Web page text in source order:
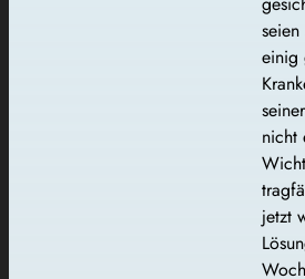
einig
nicht
jetzt